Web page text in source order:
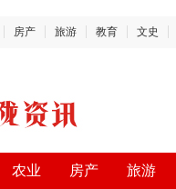
房产 旅游 教育 文史
农业 房产 旅游